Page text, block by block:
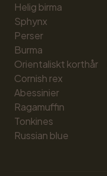
Helig birma
Sphynx
Perser
Burma
Orientaliskt korthår
Cornish rex
Abessinier
Ragamuffin
Tonkines
Russian blue